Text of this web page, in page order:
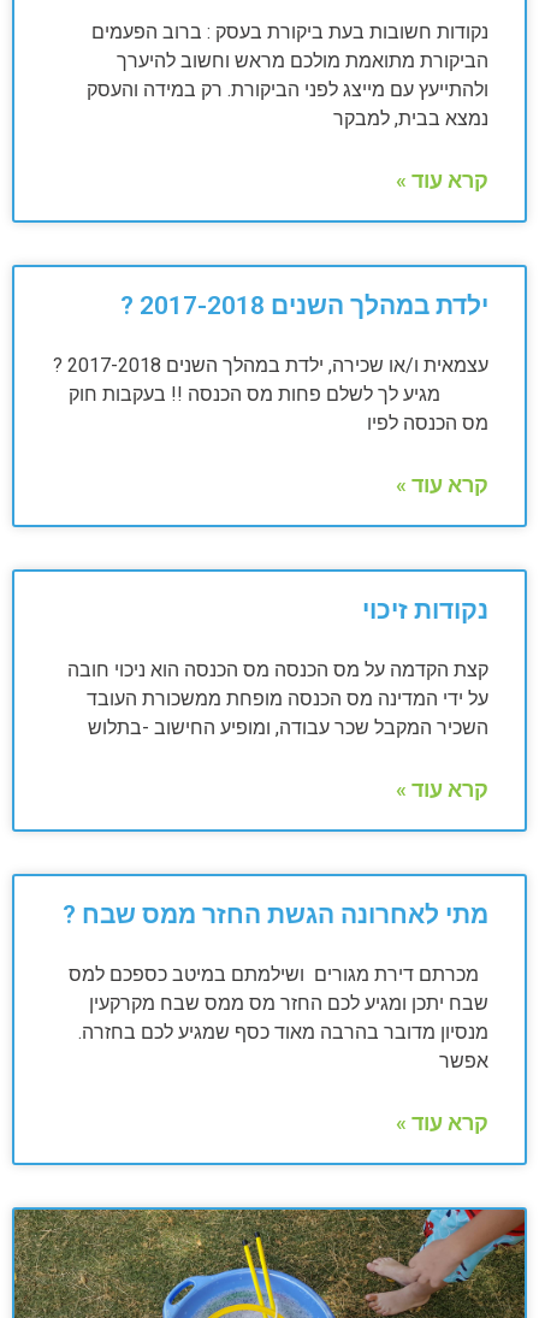
נקודות חשובות בעת ביקורת בעסק : ברוב הפעמים
הביקורת מתואמת מולכם מראש וחשוב להיערך
ולהתייעץ עם מייצג לפני הביקורת. רק במידה והעסק
נמצא בבית, למבקר
קרא עוד »
ילדת במהלך השנים 2017-2018 ?
עצמאית ו/או שכירה, ילדת במהלך השנים 2017-2018 ?
מגיע לך לשלם פחות מס הכנסה !! בעקבות חוק
מס הכנסה לפיו
קרא עוד »
נקודות זיכוי
קצת הקדמה על מס הכנסה מס הכנסה הוא ניכוי חובה
על ידי המדינה מס הכנסה מופחת ממשכורת העובד
השכיר המקבל שכר עבודה, ומופיע החישוב -בתלוש
קרא עוד »
מתי לאחרונה הגשת החזר ממס שבח ?
מכרתם דירת מגורים ושילמתם במיטב כספכם למס
שבח יתכן ומגיע לכם החזר מס ממס שבח מקרקעין
מנסיון מדובר בהרבה מאוד כסף שמגיע לכם בחזרה.
אפשר
קרא עוד »